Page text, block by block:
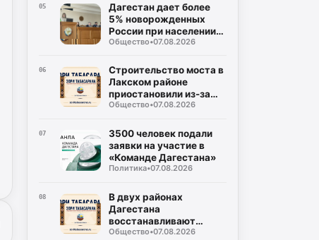
05
Дагестан дает более
5% новорожденных
России при населении
чуть больше 2%
Общество•07.08.2026
06
Строительство моста в
Лакском районе
приостановили из-за
трещины в скале
Общество•07.08.2026
07
3500 человек подали
заявки на участие в
«Команде Дагестана»
Политика•07.08.2026
08
В двух районах
Дагестана
восстанавливают
дороги после ливней
Общество•07.08.2026